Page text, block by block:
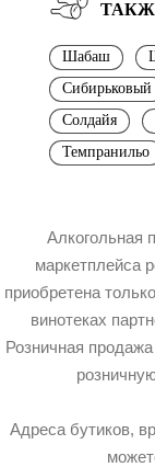
Шабаш
Сибирьковый
Солдайя
Темпранильо
Алкогольная
маркетплейса
приобретена
винотеках
Розничная
Адреса бутиков,